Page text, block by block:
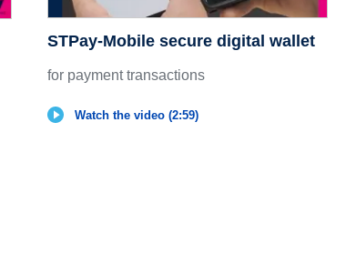
STPay-Mobile secure digital wallet
for payment transactions
Watch the video (2:59)